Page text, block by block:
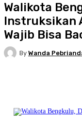
Walikota
Instruksikan
Wajib Bisa
By Wanda